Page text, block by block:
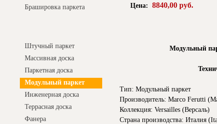
Брашировка паркета
Штучный паркет
Массивная доска
Паркетная доска
Модульный паркет
Инженерная доска
Террасная доска
Фанера
Цена: 8840,00 руб.
Модульный
Тип: Модульный паркет
Производитель: Marco Ferutti
Коллекция: Versailles (Версаль)
Страна производства: Италия